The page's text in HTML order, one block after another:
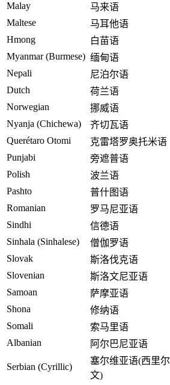
Malay
马来语
Maltese
马耳他语
Hmong
白苗语
Myanmar (Burmese) 缅甸语
Nepali
尼泊尔语
Dutch
荷兰语
Norwegian
挪威语
Nyanja (Chichewa)
齐切瓦语
Querétaro Otomi
克雷塔罗奥托米语
Punjabi
旁遮普语
Polish
波兰语
Pashto
普什图语
Romanian
罗马尼亚语
Sindhi
信德语
Sinhala (Sinhalese)
僧伽罗语
Slovak
斯洛伐克语
Slovenian
斯洛文尼亚语
Samoan
萨摩亚语
Shona
修纳语
Somali
索马里语
Albanian
阿尔巴尼亚语
Serbian (Cyrillic)
塞尔维亚语(西里尔
文)